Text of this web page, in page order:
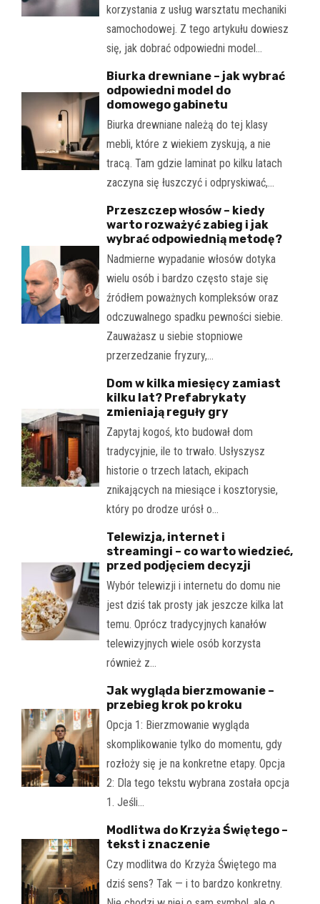
korzystania z usług warsztatu mechaniki
samochodowej. Z tego artykułu dowiesz
się, jak dobrać odpowiedni model…
Biurka drewniane – jak wybrać
odpowiedni model do
domowego gabinetu
Biurka drewniane należą do tej klasy
mebli, które z wiekiem zyskują, a nie
tracą. Tam gdzie laminat po kilku latach
zaczyna się łuszczyć i odpryskiwać,…
Przeszczep włosów – kiedy
warto rozważyć zabieg i jak
wybrać odpowiednią metodę?
Nadmierne wypadanie włosów dotyka
wielu osób i bardzo często staje się
źródłem poważnych kompleksów oraz
odczuwalnego spadku pewności siebie.
Zauważasz u siebie stopniowe
przerzedzanie fryzury,…
Dom w kilka miesięcy zamiast
kilku lat? Prefabrykaty
zmieniają reguły gry
Zapytaj kogoś, kto budował dom
tradycyjnie, ile to trwało. Usłyszysz
historie o trzech latach, ekipach
znikających na miesiące i kosztorysie,
który po drodze urósł o…
Telewizja, internet i
streamingi – co warto wiedzieć,
przed podjęciem decyzji
Wybór telewizji i internetu do domu nie
jest dziś tak prosty jak jeszcze kilka lat
temu. Oprócz tradycyjnych kanałów
telewizyjnych wiele osób korzysta
również z…
Jak wygląda bierzmowanie –
przebieg krok po kroku
Opcja 1: Bierzmowanie wygląda
skomplikowanie tylko do momentu, gdy
rozłoży się je na konkretne etapy. Opcja
2: Dla tego tekstu wybrana została opcja
1. Jeśli…
Modlitwa do Krzyża Świętego –
tekst i znaczenie
Czy modlitwa do Krzyża Świętego ma
dziś sens? Tak — i to bardzo konkretny.